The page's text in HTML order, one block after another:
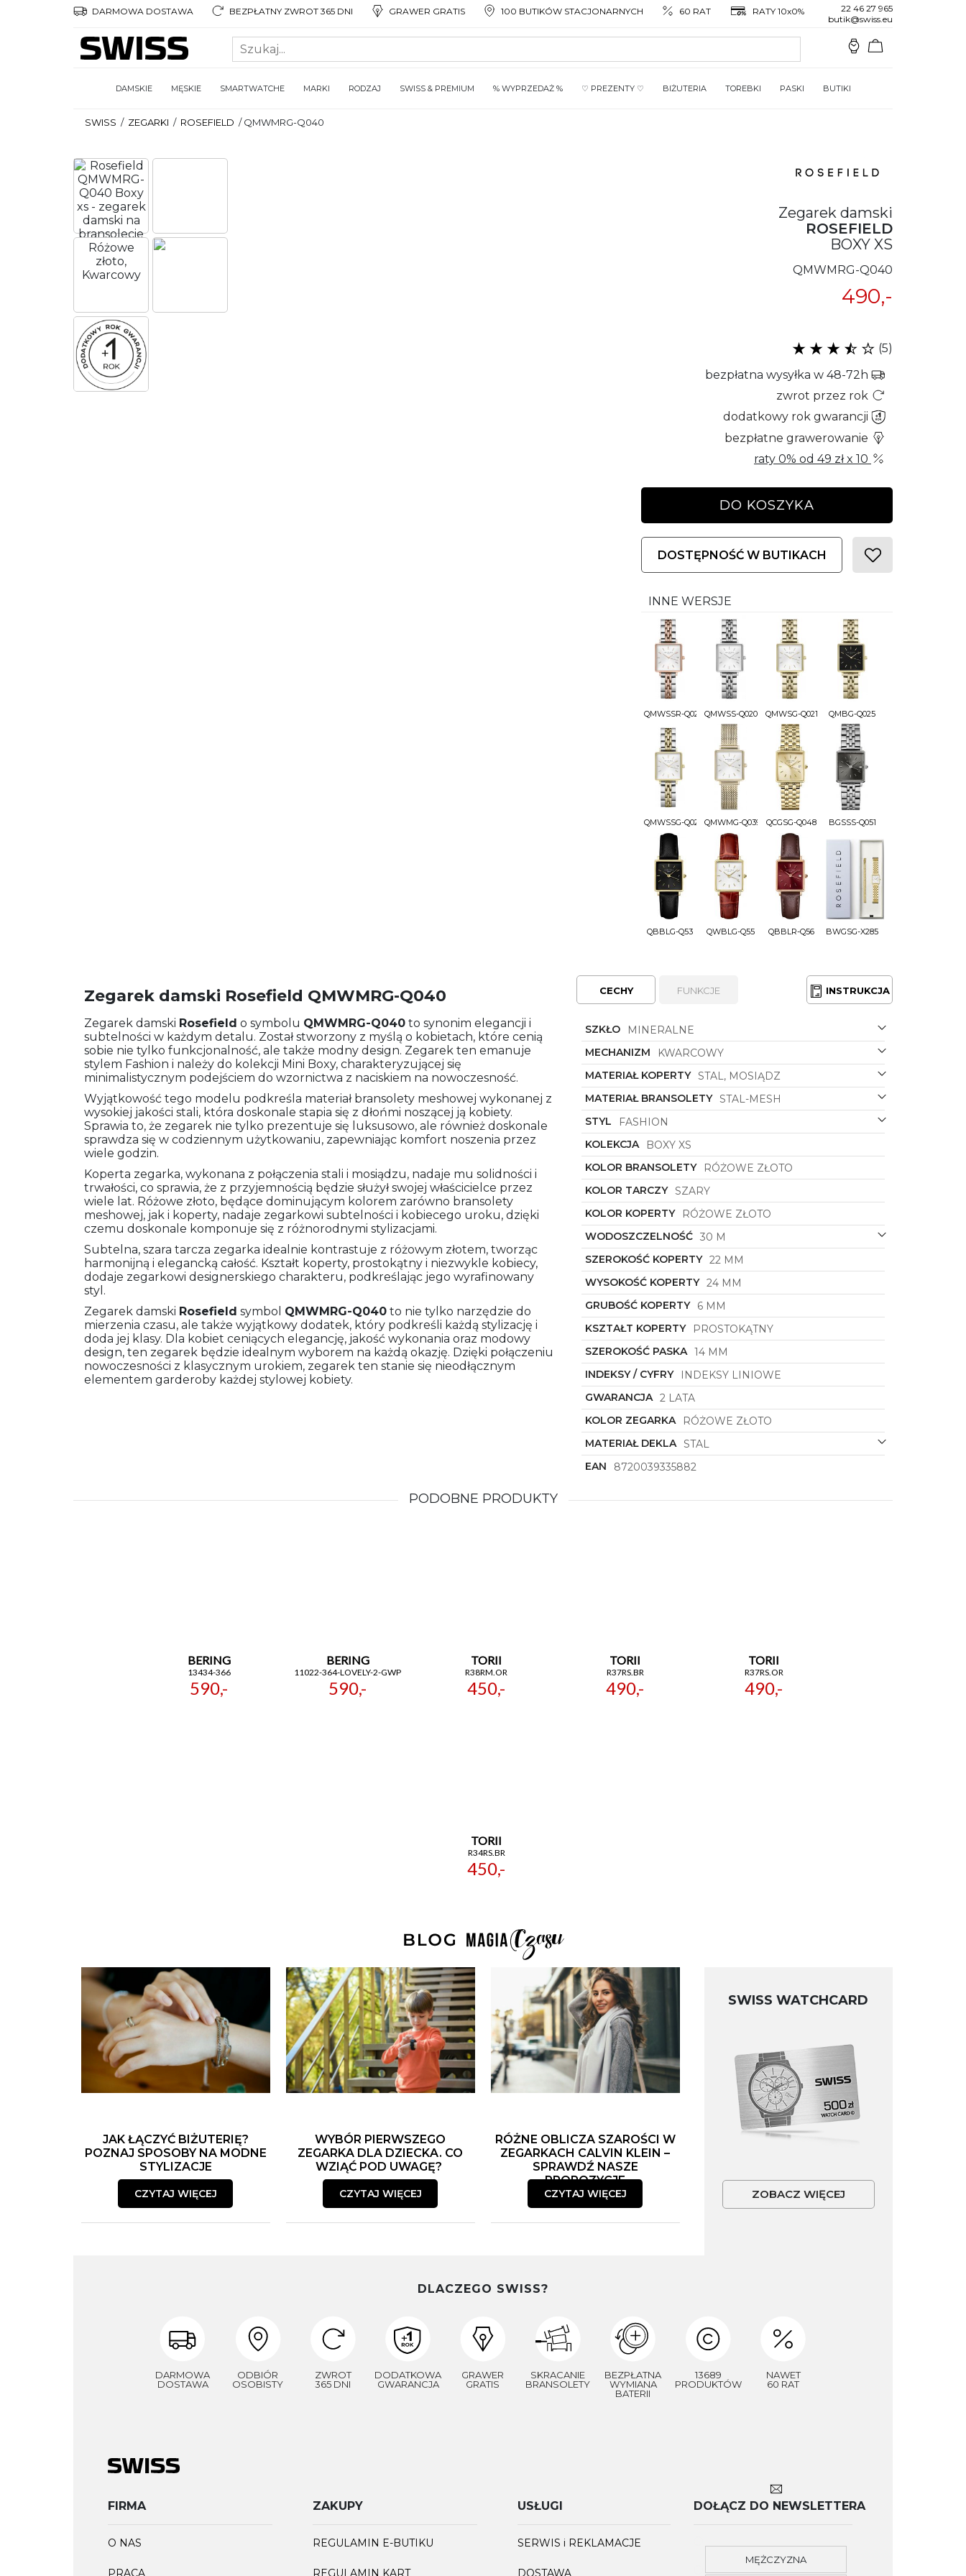
DARMOWA DOSTAWA BEZPŁATNY ZWROT 365 DNI GRAWER GRATIS 100 BUTIKÓW STACJONARNYCH 60 RAT RATY 10x0%
22 46 27 965
butik@swiss.eu
DAMSKIE MĘSKIE SMARTWATCHE MARKI RODZAJ SWISS & PREMIUM % WYPRZEDAŻ % ♡ PREZENTY ♡ BIŻUTERIA TOREBKI PASKI BUTIKI
SWISS / ZEGARKI / ROSEFIELD /QMWMRG-Q040
Zegarek damski
ROSEFIELD
BOXY XS
QMWMRG-Q040
490,-
(5)
bezpłatna wysyłka w 48-72h
zwrot przez rok
dodatkowy rok gwarancji
bezpłatne grawerowanie
raty 0% od 49 złx 10
DO KOSZYKA
DOSTĘPNOŚĆ W BUTIKACH
INNE WERSJE
QMWSSR-Q024 QMWSS-Q020 QMWSG-Q021 QMBG-Q025
QMWSSG-Q023 QMWMG-Q039 QCGSG-Q048 BGSSS-Q051
QBBLG-Q53 QWBLG-Q55 QBBLR-Q56 BWGSG-X285
Zegarek damski Rosefield QMWMRG-Q040
Zegarek damski Rosefield o symbolu QMWMRG-Q040 to synonim elegancji i
subtelności w każdym detalu. Został stworzony z myślą o kobietach, które cenią
sobie nie tylko funkcjonalność, ale także modny design. Zegarek ten emanuje
stylem Fashion i należy do kolekcji Mini Boxy, charakteryzującej się
minimalistycznym podejściem do wzornictwa z naciskiem na nowoczesność.
Wyjątkowość tego modelu podkreśla materiał bransolety meshowej wykonanej z
wysokiej jakości stali, która doskonale stapia się z dłońmi noszącej ją kobiety.
Sprawia to, że zegarek nie tylko prezentuje się luksusowo, ale również doskonale
sprawdza się w codziennym użytkowaniu, zapewniając komfort noszenia przez
wiele godzin.
Koperta zegarka, wykonana z połączenia stali i mosiądzu, nadaje mu solidności i
trwałości, co sprawia, że z przyjemnością będzie służył swojej właścicielce przez
wiele lat. Różowe złoto, będące dominującym kolorem zarówno bransolety
meshowej, jak i koperty, nadaje zegarkowi subtelności i kobiecego uroku, dzięki
czemu doskonale komponuje się z różnorodnymi stylizacjami.
Subtelna, szara tarcza zegarka idealnie kontrastuje z różowym złotem, tworząc
harmonijną i elegancką całość. Kształt koperty, prostokątny i niezwykle kobiecy,
dodaje zegarkowi designerskiego charakteru, podkreślając jego wyrafinowany
styl.
Zegarek damski Rosefield symbol QMWMRG-Q040 to nie tylko narzędzie do
mierzenia czasu, ale także wyjątkowy dodatek, który podkreśli każdą stylizację i
doda jej klasy. Dla kobiet ceniących elegancję, jakość wykonania oraz modowy
design, ten zegarek będzie idealnym wyborem na każdą okazję. Dzięki połączeniu
nowoczesności z klasycznym urokiem, zegarek ten stanie się nieodłącznym
elementem garderoby każdej stylowej kobiety.
CECHY FUNKCJE INSTRUKCJA
SZKŁO
MINERALNE
MECHANIZM
KWARCOWY
MATERIAŁ KOPERTY STAL, MOSIĄDZ
MATERIAŁ BRANSOLETY STAL-MESH
STYL
FASHION
KOLEKCJA
BOXY XS
KOLOR BRANSOLETY
RÓŻOWE ZŁOTO
KOLOR TARCZY SZARY
KOLOR KOPERTY
RÓŻOWE ZŁOTO
WODOSZCZELNOŚĆ 30 M
SZEROKOŚĆ KOPERTY 22 MM
WYSOKOŚĆ KOPERTY 24 MM
GRUBOŚĆ KOPERTY
6 MM
KSZTAŁT KOPERTY
PROSTOKĄTNY
SZEROKOŚĆ PASKA 14 MM
INDEKSY / CYFRY
INDEKSY LINIOWE
GWARANCJA 2 LATA
KOLOR ZEGARKA
RÓŻOWE ZŁOTO
MATERIAŁ DEKLA STAL
EAN
8720039335882
PODOBNE PRODUKTY
BERING
13434-366
590,-
BERING
11022-364-LOVELY-2-GWP
590,-
TORII
R38RM.OR
450,-
TORII
R37RS.BR
490,-
TORII
R37RS.OR
490,-
TORII
R34RS.BR
450,-
JAK ŁĄCZYĆ BIŻUTERIĘ?
POZNAJ SPOSOBY NA MODNE
STYLIZACJE
CZYTAJ WIĘCEJ
WYBÓR PIERWSZEGO
ZEGARKA DLA DZIECKA. CO
WZIĄĆ POD UWAGĘ?
CZYTAJ WIĘCEJ
RÓŻNE OBLICZA SZAROŚCI W
ZEGARKACH CALVIN KLEIN –
SPRAWDŹ NASZE
PROPOZYCJE
CZYTAJ WIĘCEJ
SWISS WATCHCARD
ZOBACZ WIĘCEJ
DLACZEGO SWISS?
DARMOWA
DOSTAWA
ODBIÓR
OSOBISTY
ZWROT
365 DNI
DODATKOWA
GWARANCJA
GRAWER
GRATIS
SKRACANIE
BRANSOLETY
BEZPŁATNA
WYMIANA
BATERII
13689
PRODUKTÓW
NAWET
60 RAT
FIRMA
O NAS
PRACA
ZAKUPY
REGULAMIN E-BUTIKU
REGULAMIN KART
USŁUGI
SERWIS i REKLAMACJE
DOSTAWA
DOŁĄCZ DO NEWSLETTERA
MĘŻCZYZNA